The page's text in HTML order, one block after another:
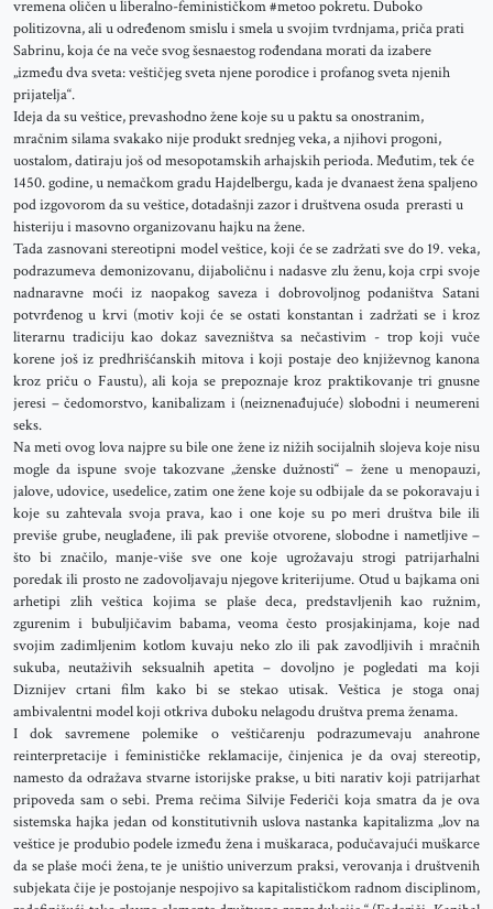
vremena oličen u liberalno-feminističkom #metoo pokretu. Duboko
politizovna, ali u određenom smislu i smela u svojim tvrdnjama, priča prati
Sabrinu, koja će na veče svog šesnaestog rođendana morati da izabere
„između dva sveta: veštičjeg sveta njene porodice i profanog sveta njenih
prijatelja“.
Ideja da su veštice, prevashodno žene koje su u paktu sa onostranim,
mračnim silama svakako nije produkt srednjeg veka, a njihovi progoni,
uostalom, datiraju još od mesopotamskih arhajskih perioda. Međutim, tek će
1450. godine, u nemačkom gradu Hajdelbergu, kada je dvanaest žena spaljeno
pod izgovorom da su veštice, dotadašnji zazor i društvena osuda prerasti u
histeriju i masovno organizovanu hajku na žene.
Tada zasnovani stereotipni model veštice, koji će se zadržati sve do 19. veka,
podrazumeva demonizovanu, dijaboličnu i nadasve zlu ženu, koja crpi svoje
nadnaravne moći iz naopakog saveza i dobrovoljnog podaništva Satani
potvrđenog u krvi (motiv koji će se ostati konstantan i zadržati se i kroz
literarnu tradiciju kao dokaz savezništva sa nečastivim - trop koji vuče
korene još iz predhrišćanskih mitova i koji postaje deo književnog kanona
kroz priču o Faustu), ali koja se prepoznaje kroz praktikovanje tri gnusne
jeresi – čedomorstvo, kanibalizam i (neiznenađujuće) slobodni i neumereni
seks.
Na meti ovog lova najpre su bile one žene iz nižih socijalnih slojeva koje nisu
mogle da ispune svoje takozvane „ženske dužnosti“ – žene u menopauzi,
jalove, udovice, usedelice, zatim one žene koje su odbijale da se pokoravaju i
koje su zahtevala svoja prava, kao i one koje su po meri društva bile ili
previše grube, neuglađene, ili pak previše otvorene, slobodne i nametljive –
što bi značilo, manje-više sve one koje ugrožavaju strogi patrijarhalni
poredak ili prosto ne zadovoljavaju njegove kriterijume. Otud u bajkama oni
arhetipi zlih veštica kojima se plaše deca, predstavljenih kao ružnim,
zgurenim i bubuljičavim babama, veoma često prosjakinjama, koje nad
svojim zadimljenim kotlom kuvaju neko zlo ili pak zavodljivih i mračnih
sukuba, neutaživih seksualnih apetita – dovoljno je pogledati ma koji
Diznijev crtani film kako bi se stekao utisak. Veštica je stoga onaj
ambivalentni model koji otkriva duboku nelagodu društva prema ženama.
I dok savremene polemike o veštičarenju podrazumevaju anahrone
reinterpretacije i feminističke reklamacije, činjenica je da ovaj stereotip,
namesto da odražava stvarne istorijske prakse, u biti narativ koji patrijarhat
pripoveda sam o sebi. Prema rečima Silvije Federiči koja smatra da je ova
sistemska hajka jedan od konstitutivnih uslova nastanka kapitalizma „lov na
veštice je produbio podele između žena i muškaraca, podučavajući muškarce
da se plaše moći žena, te je uništio univerzum praksi, verovanja i društvenih
subjekata čije je postojanje nespojivo sa kapitalističkom radnom disciplinom,